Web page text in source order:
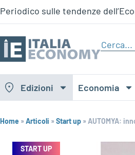
Periodico sulle tendenze
Edizioni Economia
Home »Articoli »Start up »AUTOMYA:
START UP